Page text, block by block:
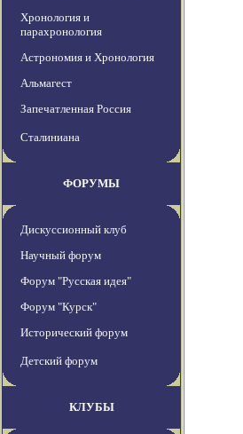
Хронология и
парахронология
Астрономия и Хронология
Альмагест
Запечатленная Россия
Сталиниана
ФОРУМЫ
Дискуссионный клуб
Научный форум
Форум "Русская идея"
Форум "Курск"
Исторический форум
Детский форум
КЛУБЫ